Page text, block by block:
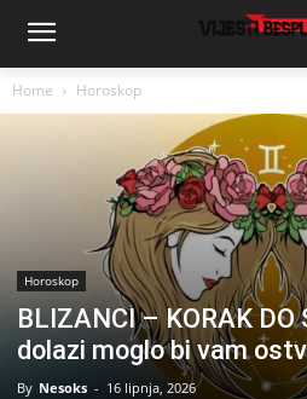
Home Horoskop
Horoskop
BLIZANCI – KORAK DO
dolazi moglo bi vam
By Nesoks - 16 lipnja, 2026